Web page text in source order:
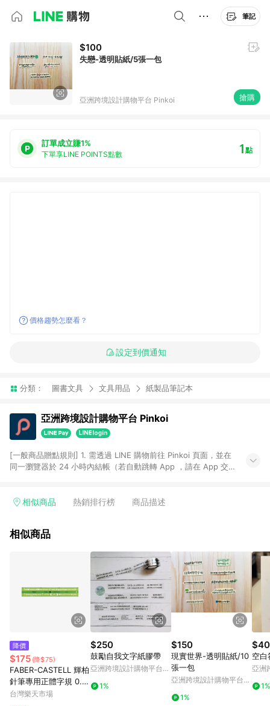
筆記
$100
失戀-透明貼紙/5張一包
亞洲跨境設計購物平台 Pinkoi 搶購
訂單成立賺1%
下單享LINE POINTS點數 1點
價格趨勢怎麼看？
設定到價通知
分類： 圖書文具 文具用品 紙製品筆記本
亞洲跨境設計購物平台 Pinkoi
[一般商品贈點規則] 1. 需透過 LINE 購物前往 Pinkoi 頁面，並在
同一瀏覽器於 24 小時內結帳（若自動跳轉 App ，請在 App 交
回饋訂單不得享有 Pinkoi 站方優惠，例如首購優惠，P coins，
行為，不具贈點資格，部分退款不在此限。 6. APP 請更新至
貨後 45 天後發送。 8. 群眾募資商品，禮物卡，開館保證金，補
運費，攤位費等不具贈點資格。 9. LINE 購物站上之商品規格、
顏色、價位、贈品如與 Pinkoi 商品資訊頁及購物車不符，以
Pinkoi 購物商品資訊頁及購物車標示為準。 10. 點數紅包使用規
則請以點數紅包活動說明為準。 11. 若於 LINE 購物前往 Pinkoi
頁面後才首次下載 Pinkoi APP 並完成訂單，不符合導購資格；承
上，首次下載 Pinkoi APP 後，需透過 LINE 購物前往 Pinkoi 頁
相似商品 熱銷排行榜 商品描述
相似商品
降價
$175 (降$75)
FABER-CASTELL 輝柏
針筆專用正體字規 0.7
mm /支 173170【APP
台灣樂天市場
$250
鼓勵自我文字紙膠帶
亞洲跨境設計購物平台
1%
$150
現實世界-透明貼紙/10
張一包
亞洲跨境設計購物平台
1%
$40
空
亞洲
1%